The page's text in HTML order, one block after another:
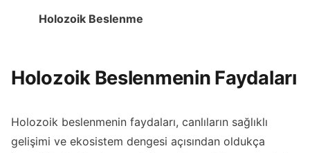
Holozoik Beslenme
Holozoik Beslenmenin Faydaları
Holozoik beslenmenin faydaları, canlıların sağlıklı
gelişimi ve ekosistem dengesi açısından oldukça